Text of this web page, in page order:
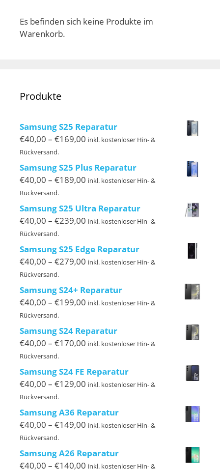
Es befinden sich keine Produkte im
Warenkorb.
Produkte
Samsung S25 Reparatur
€40,00 – €169,00 Preisspanne:
bis
€169,00
inkl. kostenloser Hin- &
Rückversand.
Samsung S25 Plus Reparatur
€40,00 – €189,00 Preisspanne:
bis
€189,00
inkl. kostenloser Hin- &
Rückversand.
Samsung S25 Ultra Reparatur
€40,00 – €239,00 Preisspanne:
€239,00
inkl. kostenloser Hin- &
Rückversand.
Samsung S25 Edge Reparatur
€40,00 – €279,00 Preisspanne:
€279,00
inkl. kostenloser Hin- &
Rückversand.
Samsung S24+ Reparatur
€40,00 – €199,00 Preisspanne:
€199,00
inkl. kostenloser Hin- &
Rückversand.
Samsung S24 Reparatur
€40,00 – €170,00 Preisspanne:
bis
€170,00
inkl. kostenloser Hin- &
Rückversand.
Samsung S24 FE Reparatur
€40,00 – €129,00 Preisspanne:
€129,00
inkl. kostenloser Hin- &
Rückversand.
Samsung A36 Reparatur
€40,00 – €149,00 Preisspanne:
€149,00
inkl. kostenloser Hin- &
Rückversand.
Samsung A26 Reparatur
€40,00 – €140,00 Preisspanne:
inkl. kostenloser Hin- &